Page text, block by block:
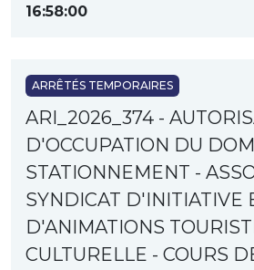
16:58:00
ARRÊTÉS TEMPORAIRES
ARI_2026_374 -
D'OCCUPATION DU
STATIONNEMENT -
SYNDICAT D'INITIATIVE
D'ANIMATIONS
CULTURELLE - COURS